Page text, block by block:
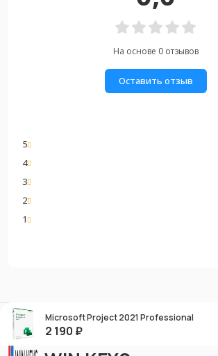
На основе 0 отзывов
Оставить отзыв
5
4
3
2
1
Microsoft Project 2021 Professional
2 190 ₽